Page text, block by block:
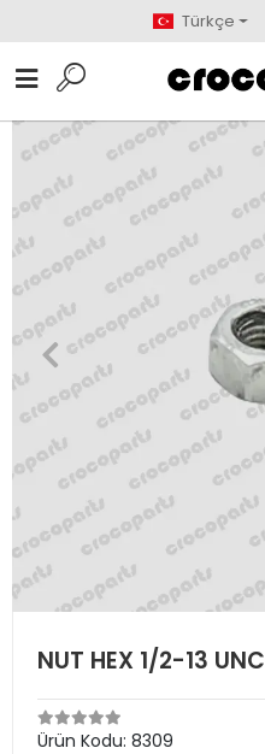
Türkçe
NUT HEX 1/2-13 UNC
Ürün Kodu: 8309